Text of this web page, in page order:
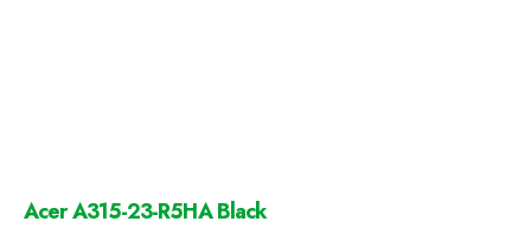
Acer A315-23-R5HA Black